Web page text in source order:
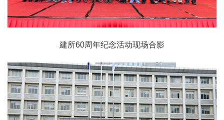
建所60周年纪念活动现场合影